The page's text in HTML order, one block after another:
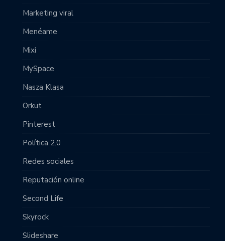
Marketing viral
Menéame
Mixi
MySpace
Nasza Klasa
Orkut
Pinterest
Política 2.0
Redes sociales
Reputación online
Second Life
Skyrock
Slideshare